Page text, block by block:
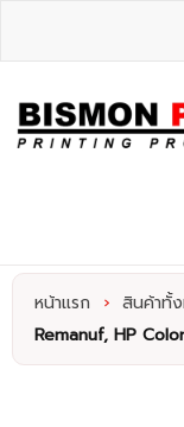
หน้าแรก › สินค้าทั้
Remanuf, HP